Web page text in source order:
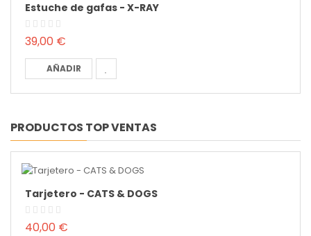
Estuche de gafas - X-RAY
39,00 €
AÑADIR
PRODUCTOS TOP VENTAS
Tarjetero - CATS & DOGS
40,00 €